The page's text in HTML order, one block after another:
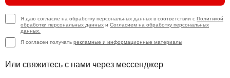
Я даю согласие на обработку персональных данных в соответствии с Политикой
обработки персональных данных и Согласием на обработку персональных
данных.
Я согласен получать рекламные и информационные материалы
Или свяжитесь с нами через мессенджер